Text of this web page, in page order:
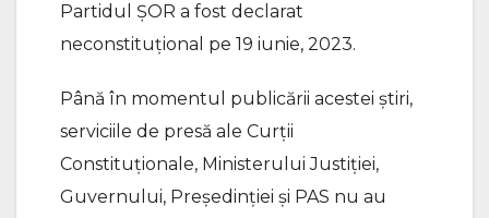
Partidul ȘOR a fost declarat
neconstituțional pe 19 iunie, 2023.
Până în momentul publicării acestei știri,
serviciile de presă ale Curții
Constituționale, Ministerului Justiției,
Guvernului, Președinției și PAS nu au